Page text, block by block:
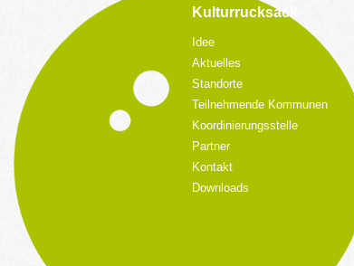
Kulturrucksack
Idee
Aktuelles
Standorte
Teilnehmende Kommunen
Koordinierungsstelle
Partner
Kontakt
Downloads